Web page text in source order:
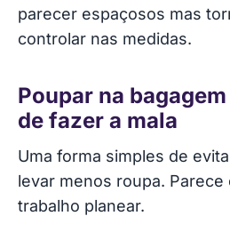
parecer espaçosos mas
controlar nas medidas.
Poupar na
de fazer a mala
Uma forma simples de
levar menos roupa. Parece
trabalho planear.